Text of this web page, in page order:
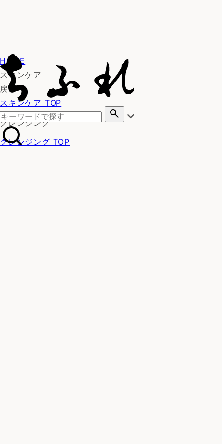
search
HOME
スキンケア
戻る
スキンケア TOP
クレンジング
クレンジング TOP